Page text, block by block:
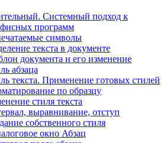
Системный подход к
программ
символы
текста в документе
документа и его изменение
абзаца
текста. Применение готовых стилей
по образцу
стиля текста
выравнивание, отступ
собственного стиля
окно Абзац